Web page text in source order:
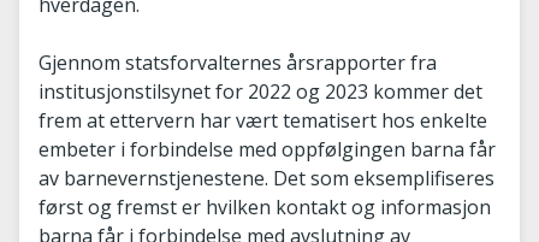
Gjennom statsforvalternes årsrapporter fra
institusjonstilsynet for 2022 og 2023 kommer det
frem at ettervern har vært tematisert hos enkelte
embeter i forbindelse med oppfølgingen barna får
av barnevernstjenestene. Det som eksemplifiseres
først og fremst er hvilken kontakt og informasjon
barna får i forbindelse med avslutning av